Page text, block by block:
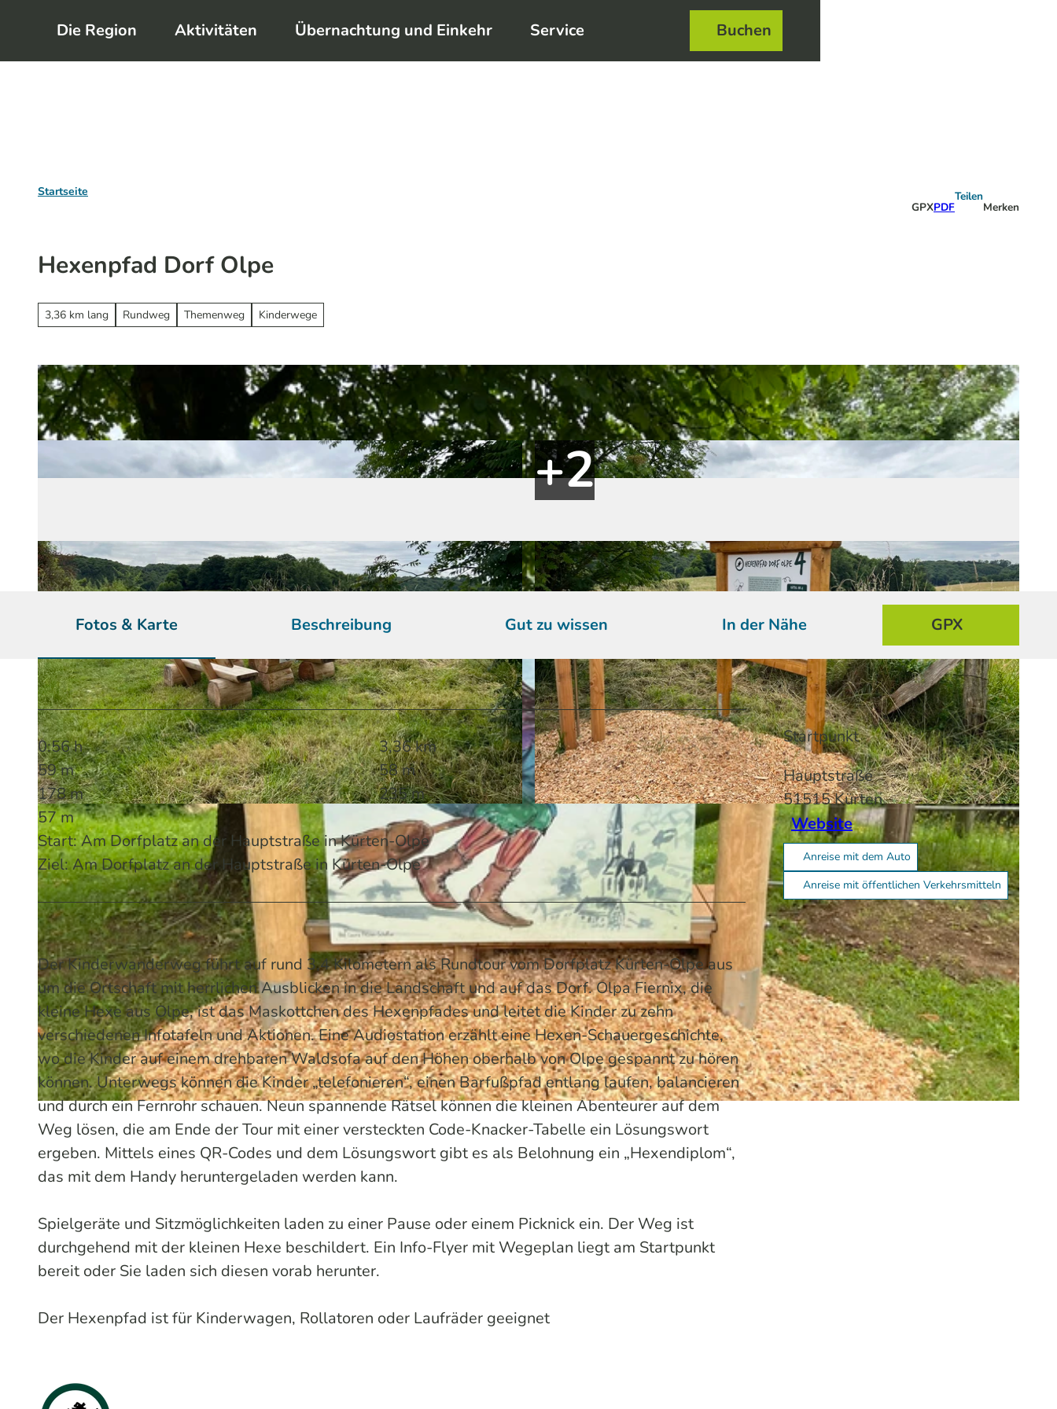
m
Die Region Aktivitäten Übernachtung und Einkehr Service Buchen
Startseite
GPXPDF
Teilen
Merken
Hexenpfad Dorf Olpe
3,36 km lang Rundweg Themenweg Kinderwege
© Mareike Rottmann/Das Bergische | KI-optimiert
© Mareike Rottmann/Das Bergische | KI-optimiert © Mareike Rottmann/Das Bergische | KI-optimiert
Fotos & Karte Beschreibung Gut zu wissen In der Nähe GPX
0:56 h
3,36 km
59 m
58 m
178 m
235 m
57 m
Start: Am Dorfplatz an der Hauptstraße in Kürten-Olpe
Ziel: Am Dorfplatz an der Hauptstraße in Kürten-Olpe
Der Kinderwanderweg führt auf rund 3,4 Kilometern als Rundtour vom Dorfplatz Kürten-Olpe aus
um die Ortschaft mit herrlichen Ausblicken in die Landschaft und auf das Dorf. Olpa Fiernix, die
kleine Hexe aus Olpe, ist das Maskottchen des Hexenpfades und leitet die Kinder zu zehn
verschiedenen Infotafeln und Aktionen. Eine Audiostation erzählt eine Hexen-Schauergeschichte,
wo die Kinder auf einem drehbaren Waldsofa auf den Höhen oberhalb von Olpe gespannt zu hören
können. Unterwegs können die Kinder „telefonieren“, einen Barfußpfad entlang laufen, balancieren
und durch ein Fernrohr schauen. Neun spannende Rätsel können die kleinen Abenteurer auf dem
Weg lösen, die am Ende der Tour mit einer versteckten Code-Knacker-Tabelle ein Lösungswort
ergeben. Mittels eines QR-Codes und dem Lösungswort gibt es als Belohnung ein „Hexendiplom“,
das mit dem Handy heruntergeladen werden kann.
Spielgeräte und Sitzmöglichkeiten laden zu einer Pause oder einem Picknick ein. Der Weg ist
durchgehend mit der kleinen Hexe beschildert. Ein Info-Flyer mit Wegeplan liegt am Startpunkt
bereit oder Sie laden sich diesen vorab herunter.
Der Hexenpfad ist für Kinderwagen, Rollatoren oder Laufräder geeignet
Startpunkt
Hauptstraße
51515Kürten
Website
Anreise mit dem Auto
Anreise mit öffentlichen Verkehrsmitteln